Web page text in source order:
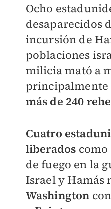
Ocho
desaparecidos
incursión de
poblaciones
milicia mató a
principalmente
más de 240
Cuatro
liberados como
de fuego en la
Israel y Hamás
Washington